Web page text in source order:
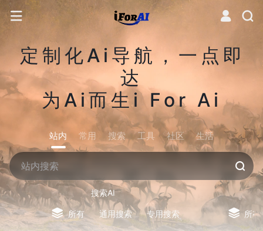
定制化Ai导航，一点即
达
为Ai而生i For Ai
站内 常用 搜索 工具 社区 生活
搜索AI
所有 通用搜索 专用搜索 所有